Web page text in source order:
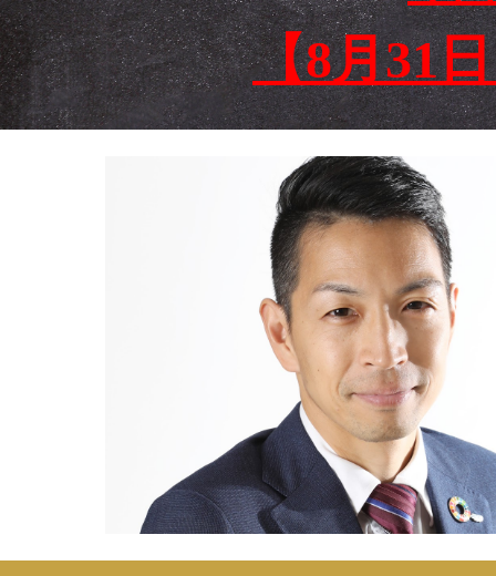
【8月31